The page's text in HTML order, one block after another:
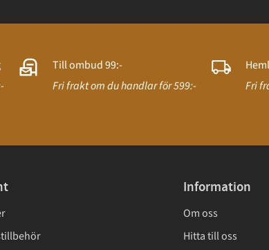
Till ombud 99:-
Fri frakt om du handlar för 599:-
Fri
Information
Om oss
Hitta till oss